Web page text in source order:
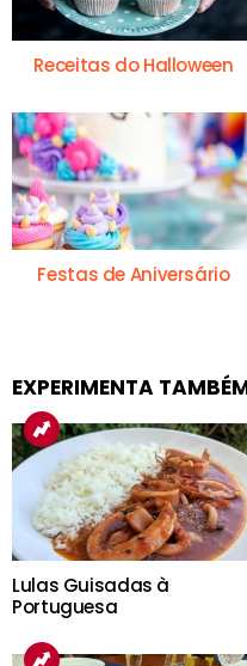
Receitas do Halloween
Festas de Aniversário
EXPERIMENTA
Lulas Guisadas à
Portuguesa